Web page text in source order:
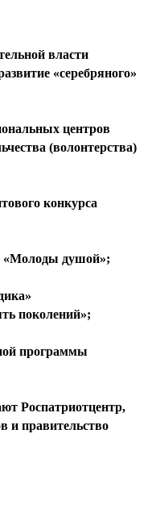
власти
«серебряного»
центров
(волонтерства)
конкурса
«Молоды душой»;
поколений»;
программы
Роспатриотцентр,
и правительство